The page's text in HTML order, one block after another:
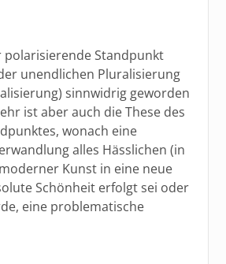
polarisierende Standpunkt
unendlichen Pluralisierung
sinnwidrig geworden
ist aber auch die These des
wonach eine
alles Hässlichen (in
Kunst in eine neue
Schönheit erfolgt sei oder
eine problematische